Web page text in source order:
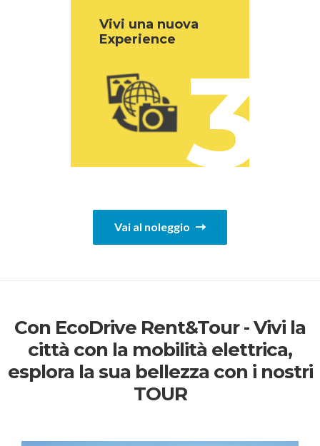
3
Vivi una nuova
Experience
Vai al noleggio
Con EcoDrive Rent&Tour - Vivi la
città con la mobilità elettrica,
esplora la sua bellezza con i nostri
TOUR